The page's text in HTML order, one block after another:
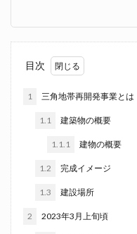
目次
1 三角地帯再開発事業とは
1.1 建築物の概要
1.1.1 建物の概要
1.2 完成イメージ
1.3 建設場所
2 2023年3月上旬頃